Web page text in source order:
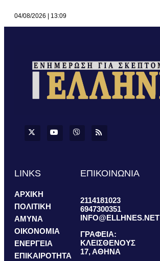
04/08/2026 13:09
LINKS
ΑΡΧΙΚΗ
ΠΟΛΙΤΙΚΗ
ΑΜΥΝΑ
ΟΙΚΟΝΟΜΙΑ
ΕΝΕΡΓΕΙΑ
ΕΠΙΚΑΙΡΟΤΗΤΑ
ΕΠΙΚΟΙΝΩΝΙΑ
2114181023
6947300351
INFO@ELLHNES.NET
ΓΡΑΦΕΙΑ:
ΚΛΕΙΣΘΕΝΟΥΣ
17, ΑΘΗΝΑ